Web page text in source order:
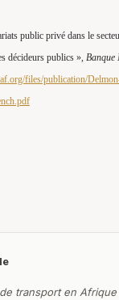
public privé dans le
décideurs publics », Banque
files/publication/
transport en Afrique